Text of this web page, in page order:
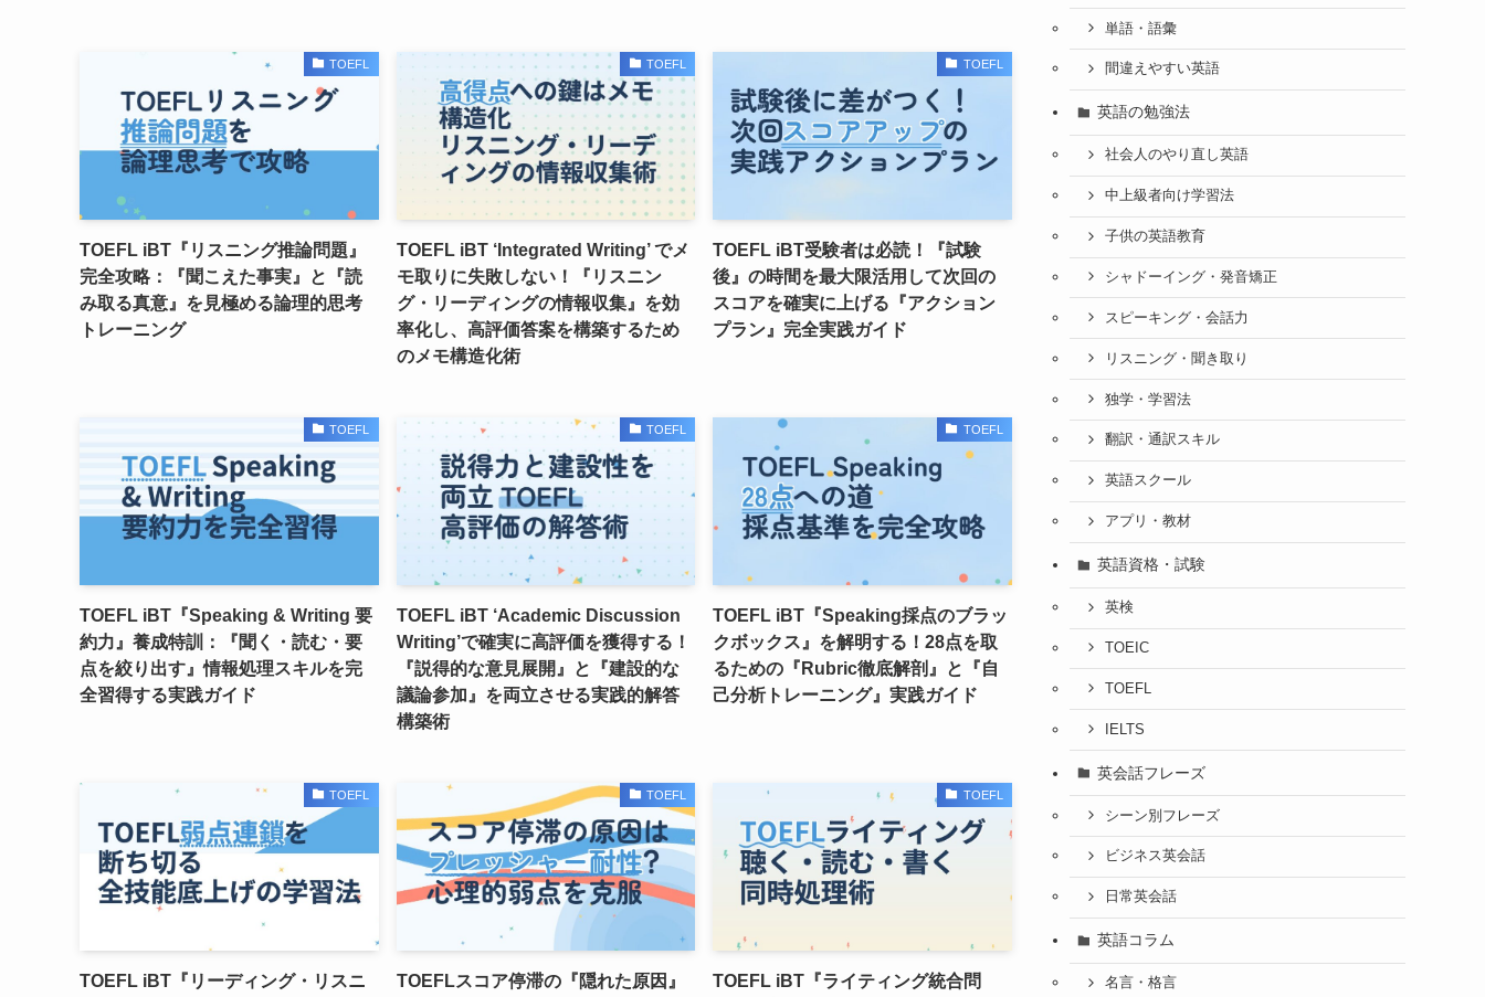
TOEFL
TOEFL iBT『リスニング推論問題』
完全攻略：『聞こえた事実』と『読
み取る真意』を見極める論理的思考
トレーニング
TOEFL
TOEFL iBT ‘Integrated Writing’ でメ
モ取りに失敗しない！『リスニン
グ・リーディングの情報収集』を効
率化し、高評価答案を構築するため
のメモ構造化術
TOEFL
TOEFL iBT受験者は必読！『試験
後』の時間を最大限活用して次回の
スコアを確実に上げる『アクション
プラン』完全実践ガイド
TOEFL
TOEFL iBT『Speaking & Writing 要
約力』養成特訓：『聞く・読む・要
点を絞り出す』情報処理スキルを完
全習得する実践ガイド
TOEFL
TOEFL iBT ‘Academic Discussion
Writing’で確実に高評価を獲得する！
『説得的な意見展開』と『建設的な
議論参加』を両立させる実践的解答
構築術
TOEFL
TOEFL iBT『Speaking採点のブラッ
クボックス』を解明する！28点を取
るための『Rubric徹底解剖』と『自
己分析トレーニング』実践ガイド
TOEFL
TOEFL iBT『リーディング・リスニ
TOEFL
TOEFLスコア停滞の『隠れた原因』
TOEFL
TOEFL iBT『ライティング統合問
単語・語彙
間違えやすい英語
英語の勉強法
社会人のやり直し英語
中上級者向け学習法
子供の英語教育
シャドーイング・発音矯正
スピーキング・会話力
リスニング・聞き取り
独学・学習法
翻訳・通訳スキル
英語スクール
アプリ・教材
英語資格・試験
英検
TOEIC
TOEFL
IELTS
英会話フレーズ
シーン別フレーズ
ビジネス英会話
日常英会話
英語コラム
名言・格言